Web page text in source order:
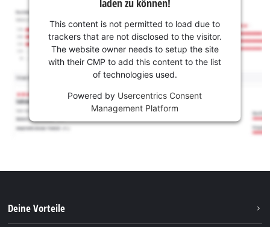
This content is not permitted to load due to
trackers that are not disclosed to the visitor.
The website owner needs to setup the site
with their CMP to add this content to the list
of technologies used.
Powered by Usercentrics Consent
Management Platform
Deine Vorteile